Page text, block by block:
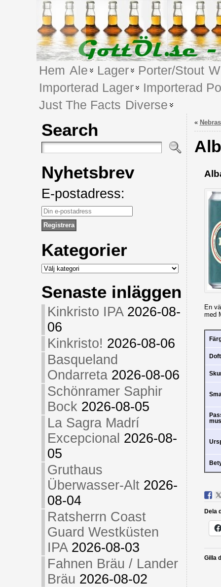
Hem Ale Lager Porter/Stout
Importerad Lager
Importerad
Just The Facts Diverse
Search
Nyhetsbrev
E-postadress:
Kategorier
Kategorier
Senaste inläggen
Kinkristo IPA 2026-08-
06
Kinkristo! 2026-08-06
Basqueland
Ondarreta 2026-08-06
Schönramer Saphir
Bock 2026-08-05
La Sagra Madrí
Excepcional 2026-08-
05
Gruthaus
Überwasser-Alt 2026-
08-04
Ratsherrn Coast
Guard Westküsten
IPA 2026-08-03
Fahnen Bräu / Lander
Bräu 2026-08-02
«
En
med
Doft
Dela
Gilla